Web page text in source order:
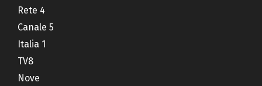
Rete 4
Canale 5
Italia 1
TV8
Nove